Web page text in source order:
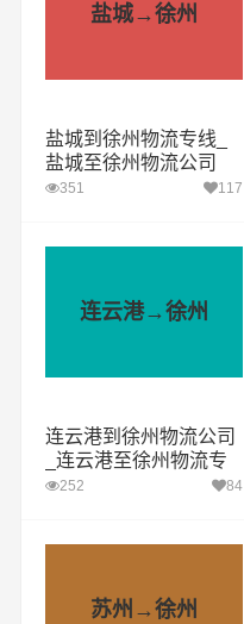
盐城→徐州
盐城到徐州物流专线_
盐城至徐州物流公司
351 117
连云港→徐州
连云港到徐州物流公司
_连云港至徐州物流专
线252 84
苏州→徐州